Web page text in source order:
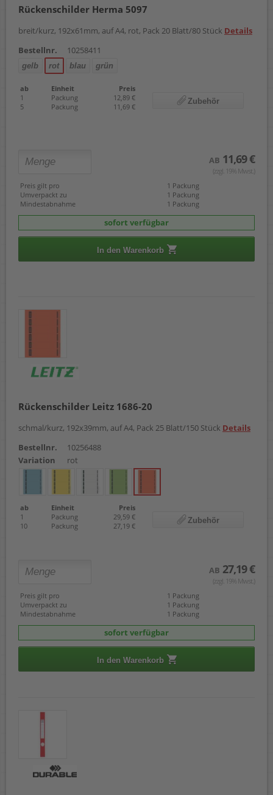
Rückenschilder Herma 5097
breit/kurz, 192x61mm, auf A4, rot, Pack 20 Blatt/80 Stück Details
Bestellnr.
10258411
gelb rot blau grün
ab Einheit
Preis
1
Packung
12,89 €
5
Packung 11,69 €
Zubehör
AB 11,69 €
(zzgl. 19% Mwst.)
Preis gilt pro
1 Packung
Umverpackt zu
1 Packung
Mindestabnahme
1 Packung
sofort verfügbar
In den Warenkorb
Rückenschilder Leitz 1686-20
schmal/kurz, 192x39mm, auf A4, Pack 25 Blatt/150 Stück Details
Bestellnr.
10256488
Variation
rot
ab Einheit
Preis
1
Packung
29,59 €
10
Packung 27,19 €
Zubehör
AB 27,19 €
(zzgl. 19% Mwst.)
Preis gilt pro
1 Packung
Umverpackt zu
1 Packung
Mindestabnahme
1 Packung
sofort verfügbar
In den Warenkorb